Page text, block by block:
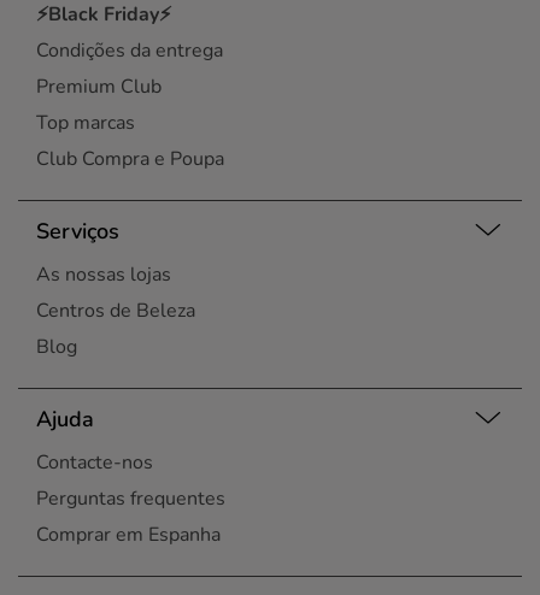
⚡Black Friday⚡
Condições da entrega
Premium Club
Top marcas
Club Compra e Poupa
Serviços
As nossas lojas
Centros de Beleza
Blog
Ajuda
Contacte-nos
Perguntas frequentes
Comprar em Espanha